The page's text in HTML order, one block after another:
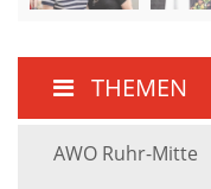
THEMEN
AWO Ruhr-Mitte